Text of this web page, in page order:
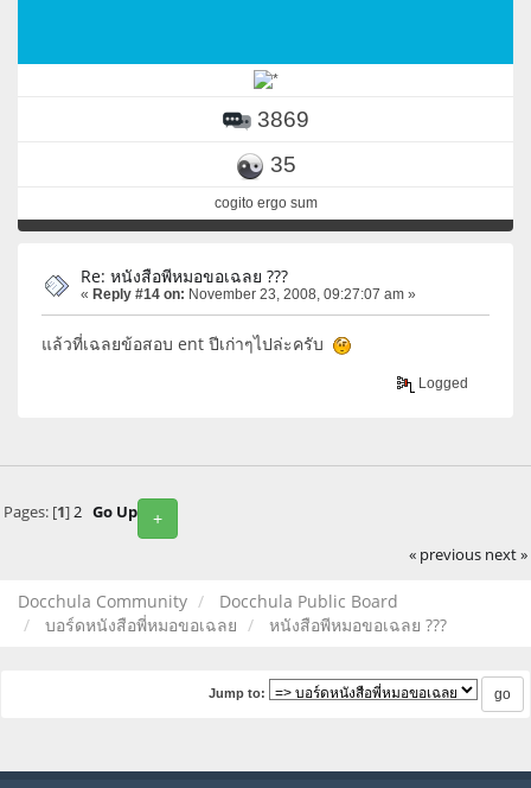
3869
35
cogito ergo sum
Re: หนังสือพีหมอขอเฉลย ???
« Reply #14 on: November 23, 2008, 09:27:07 am »
แล้วที่เฉลยข้อสอบ ent ปีเก่าๆไปล่ะครับ
Logged
+
Pages: [1]2 Go Up
« previous next »
Docchula Community
Docchula Public Board
บอร์ดหนังสือพี่หมอขอเฉลย
หนังสือพีหมอขอเฉลย ???
Jump to: